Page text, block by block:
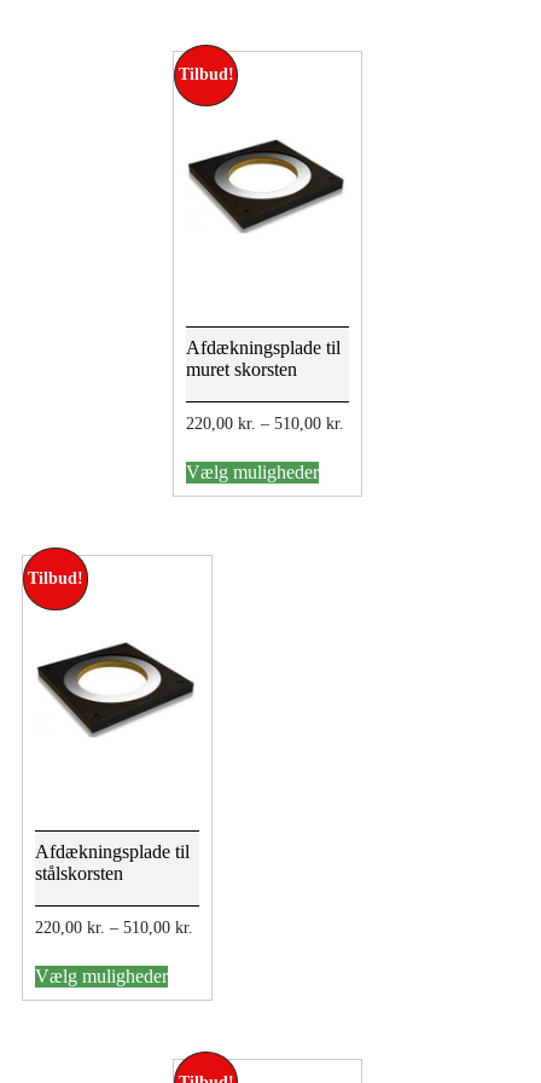
Tilbud!
Afdækningsplade til
muret skorsten
220,00 kr. – 510,00 kr.
Vælg mulighedervare
har
Tilbud!
Afdækningsplade til
stålskorsten
220,00 kr. – 510,00 kr.
Vælg mulighedervare
har
Mulighederne